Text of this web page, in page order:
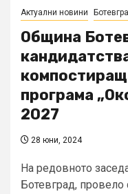
Актуални новини
Община
програма
2027
28 юни, 2024
На редовното
Ботевград,